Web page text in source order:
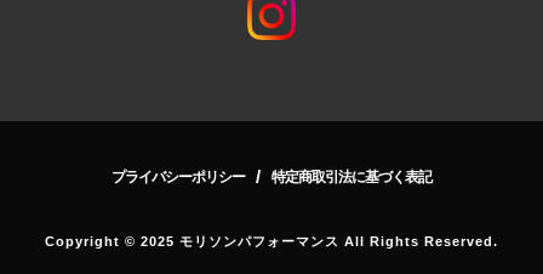
プライバシーポリシー / 特定商取引法に基づく表記
Copyright © 2025 モリソンパフォーマンス All Rights Reserved.